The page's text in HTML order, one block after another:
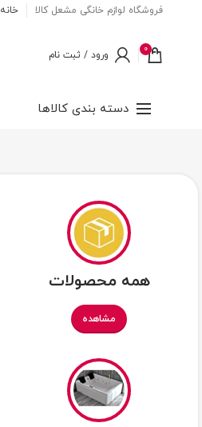
فروشگاه لوازم خانگی مشعل کالا خانه
0 ورود / ثبت نام
دسته بندی کالاها
همه محصولات
مشاهده